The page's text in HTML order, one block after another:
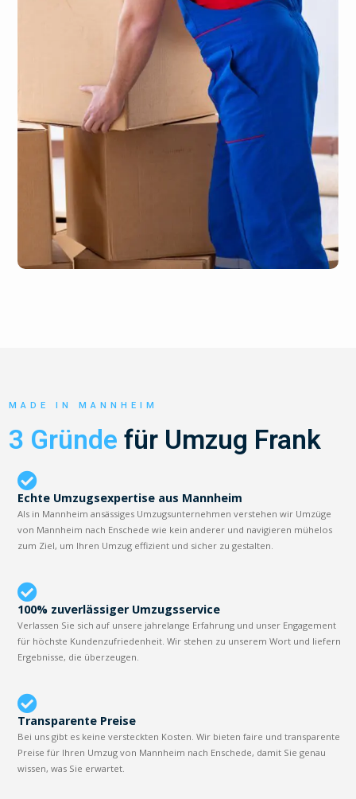
MADE IN MANNHEIM
3 Gründe für Umzug Frank
Echte Umzugsexpertise aus Mannheim
Als in Mannheim ansässiges Umzugsunternehmen verstehen wir Umzüge
von Mannheim nach Enschede wie kein anderer und navigieren mühelos
zum Ziel, um Ihren Umzug effizient und sicher zu gestalten.
100% zuverlässiger Umzugsservice
Verlassen Sie sich auf unsere jahrelange Erfahrung und unser Engagement
für höchste Kundenzufriedenheit. Wir stehen zu unserem Wort und liefern
Ergebnisse, die überzeugen.
Transparente Preise
Bei uns gibt es keine versteckten Kosten. Wir bieten faire und transparente
Preise für Ihren Umzug von Mannheim nach Enschede, damit Sie genau
wissen, was Sie erwartet.